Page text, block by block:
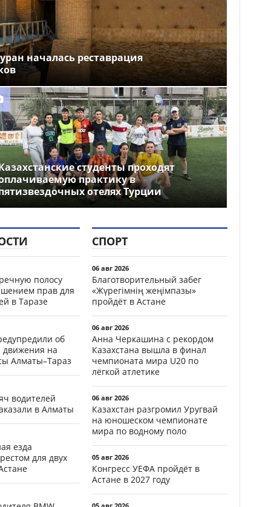
началась реставрация
студенты проходят
практику в
отелях Турции
полосу
прав для
в Таразе
об
движения на
Алматы–Тараз
водителей
в Алматы
езда
для двух
СПОРТ
06 авг 2026
Благотворительный забег
«Жүрегімнің жеңімпазы»
пройдёт в Астане
06 авг 2026
Анна Черкашина с рекордом
Казахстана вышла в финал
чемпионата мира U20 по
лёгкой атлетике
06 авг 2026
Казахстан разгромил Уругвай
на юношеском чемпионате
мира по водному поло
05 авг 2026
Конгресс УЕФА пройдёт в
Астане в 2027 году